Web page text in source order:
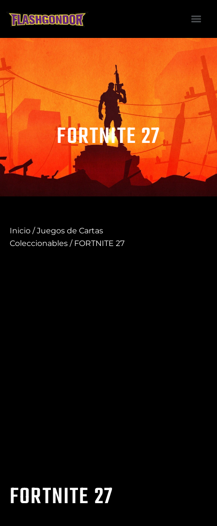
FORTNITE 27
Inicio /Juegos de Cartas
Coleccionables / FORTNITE 27
FORTNITE 27